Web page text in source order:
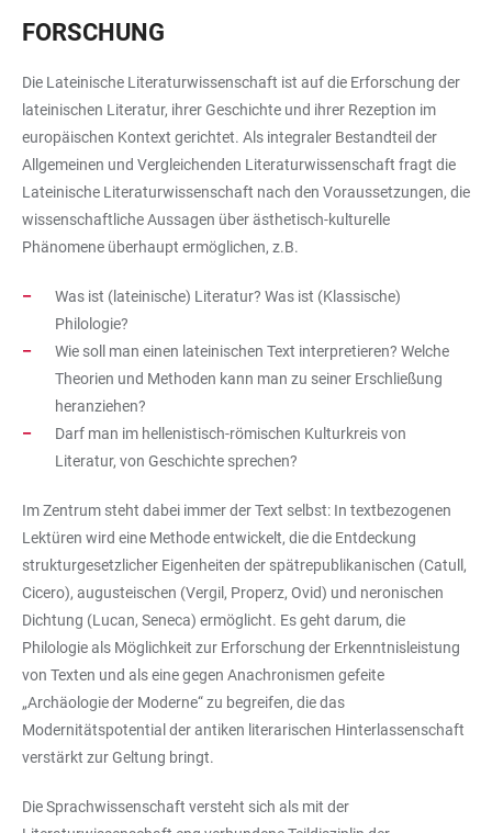
FORSCHUNG
Die Lateinische Literaturwissenschaft ist auf die Erforschung der
lateinischen Literatur, ihrer Geschichte und ihrer Rezeption im
europäischen Kontext gerichtet. Als integraler Bestandteil der
Allgemeinen und Vergleichenden Literaturwissenschaft fragt die
Lateinische Literaturwissenschaft nach den Voraussetzungen, die
wissenschaftliche Aussagen über ästhetisch-kulturelle
Phänomene überhaupt ermöglichen, z.B.
Was ist (lateinische) Literatur? Was ist (Klassische)
Philologie?
Wie soll man einen lateinischen Text interpretieren? Welche
Theorien und Methoden kann man zu seiner Erschließung
heranziehen?
Darf man im hellenistisch-römischen Kulturkreis von
Literatur, von Geschichte sprechen?
Im Zentrum steht dabei immer der Text selbst: In textbezogenen
Lektüren wird eine Methode entwickelt, die die Entdeckung
strukturgesetzlicher Eigenheiten der spätrepublikanischen (Catull,
Cicero), augusteischen (Vergil, Properz, Ovid) und neronischen
Dichtung (Lucan, Seneca) ermöglicht. Es geht darum, die
Philologie als Möglichkeit zur Erforschung der Erkenntnisleistung
von Texten und als eine gegen Anachronismen gefeite
„Archäologie der Moderne“ zu begreifen, die das
Modernitätspotential der antiken literarischen Hinterlassenschaft
verstärkt zur Geltung bringt.
Die Sprachwissenschaft versteht sich als mit der